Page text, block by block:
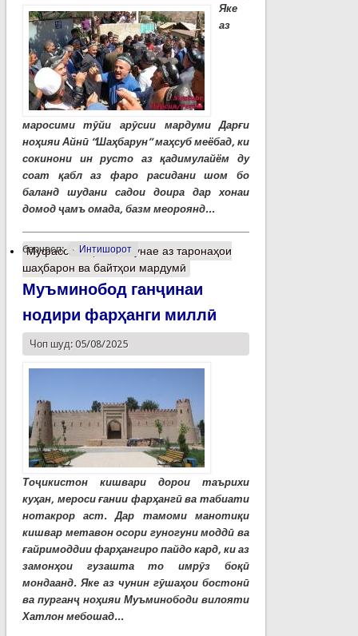
Яке
аз
маросими тӯйи арӯсии мардуми Дарғи
ноҳияи Айнӣ “Шаҳбарун” маҳсуб меёбад, ки
сокинони ин русто аз қадимулайём ду
соат қабл аз фаро расидани шом бо
баланд шудани садои доира дар хонаи
домод ҷамъ омада, базм меороянд...
барчасп: Интишорот
Муфассалтаро Намунае аз таронаҳои
шаҳбарон ва байтҳои мардумӣ
Муъминобод ганҷинаи
нодири фарҳанги миллӣ
Чоп шуд: 05/08/2025
Тоҷикистон кишвари дорои таърихи
куҳан, мероси ғании фарҳангӣ ва табиати
нотакрор аст. Дар тамоми манотиқи
кишвар метавон осори гуногуни моддӣ ва
ғайримоддии фарҳангиро пайдо кард, ки аз
замонҳои гузашта то имрӯз боқӣ
мондаанд. Яке аз чунин гӯшаҳои бостонӣ
ва пурганҷ ноҳияи Муъминободи вилояти
Хатлон мебошад...